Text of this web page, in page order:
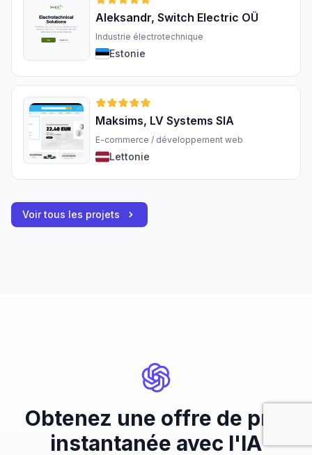
Aleksandr, Switch Electric OÜ
Industrie électrotechnique
Estonie
Maksims, LV Systems SIA
E-commerce / développement web
Lettonie
Voir tous les projets
Obtenez une offre de prix
instantanée avec l'IA